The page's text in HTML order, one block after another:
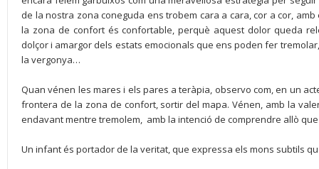
de la nostra zona coneguda ens trobem cara a cara, cor a cor,
la zona de confort és confortable, perquè aquest dolor queda
dolçor i amargor dels estats emocionals que ens poden fer
la vergonya…
Quan vénen les mares i els pares a teràpia, observo com, en un
frontera de la zona de confort, sortir del mapa. Vénen, amb la
endavant mentre tremolem, amb la intenció de comprendre allò
Un infant és portador de la veritat, que expressa els mons subtils